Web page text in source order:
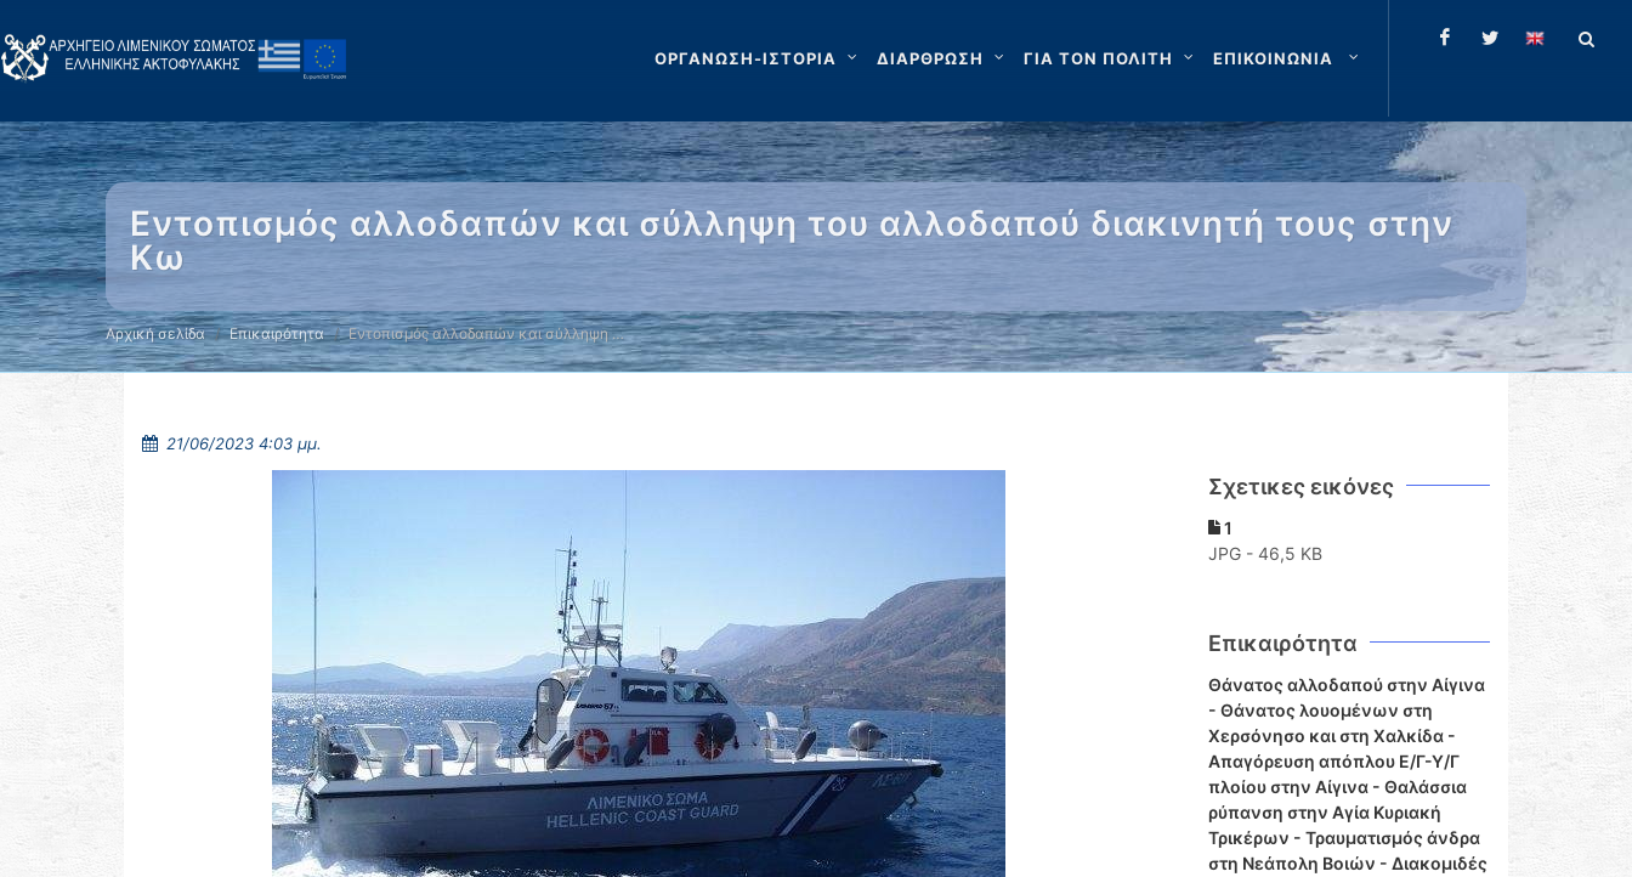
ΟΡΓΑΝΩΣΗ-ΙΣΤΟΡΙΑ ΔΙΑΡΘΡΩΣΗ ΓΙΑ ΤΟΝ ΠΟΛΙΤΗ ΕΠΙΚΟΙΝΩΝΙΑ
Εντοπισμός αλλοδαπών και σύλληψη του αλλοδαπού διακινητή τους στην
Κω
Αρχική σελίδα Επικαιρότητα Εντοπισμός αλλοδαπών και σύλληψη …
21/06/2023 4:03 μμ.
Σχετικες εικόνες
1
JPG - 46,5 KB
Επικαιρότητα
Θάνατος αλλοδαπού στην Αίγινα
- Θάνατος λουομένων στη
Χερσόνησο και στη Χαλκίδα -
Απαγόρευση απόπλου Ε/Γ-Υ/Γ
πλοίου στην Αίγινα - Θαλάσσια
ρύπανση στην Αγία Κυριακή
Τρικέρων - Τραυματισμός άνδρα
στη Νεάπολη Βοιών - Διακομιδές